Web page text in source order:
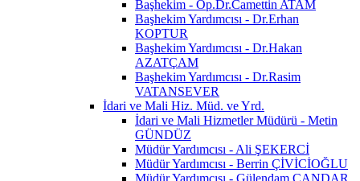
Başhekim - Op.Dr.Camettin ATAM
Başhekim Yardımcısı - Dr.Erhan
KOPTUR
Başhekim Yardımcısı - Dr.Hakan
AZATÇAM
Başhekim Yardımcısı - Dr.Rasim
VATANSEVER
İdari ve Mali Hiz. Müd. ve Yrd.
İdari ve Mali Hizmetler Müdürü - Metin
GÜNDÜZ
Müdür Yardımcısı - Ali ŞEKERCİ
Müdür Yardımcısı - Berrin ÇİVİCİOĞLU
Müdür Yardımcısı - Gülendam CANDAR